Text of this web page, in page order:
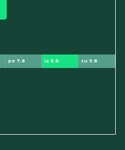
pe 7.8 la 8.8 su 9.8